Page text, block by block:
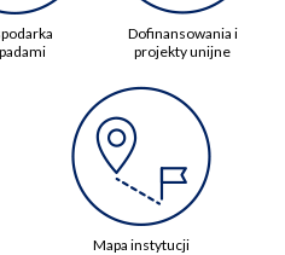
Dofinansowania i
projekty unijne
Mapa instytucji